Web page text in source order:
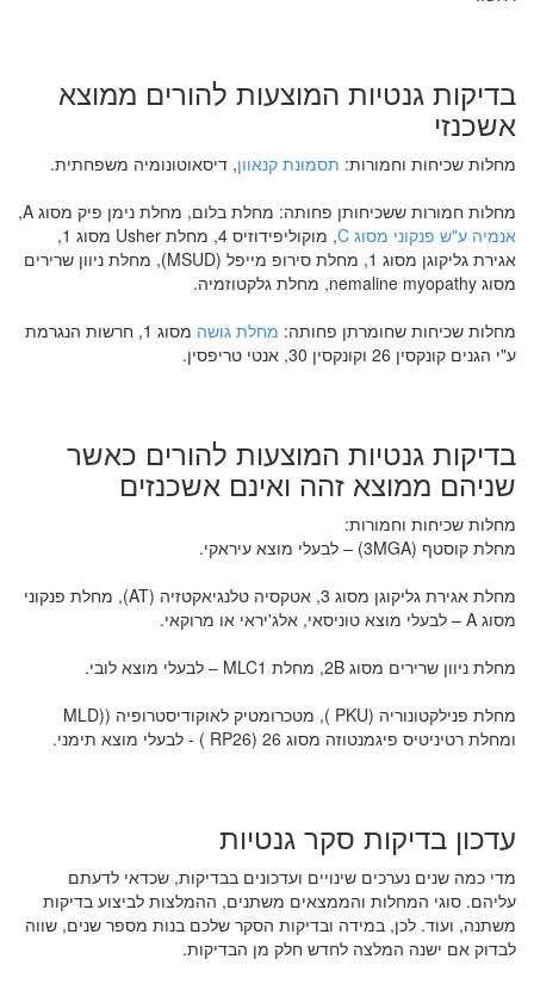
בדיקות גנטיות המוצעות להורים ממוצא
אשכנזי
מחלות שכיחות וחמורות: תסמונת קנאוון, דיסאוטונומיה משפחתית.
מחלות חמורות ששכיחותן פחותה: מחלת בלום, מחלת נימן פיק מסוג A,
אנמיה ע"ש פנקוני מסוג C
, מוקוליפידוזיס 4, מחלת Usher מסוג 1,
אגירת גליקוגן מסוג 1, מחלת סירופ מייפל (MSUD), מחלת ניוון שרירים
מסוג nemaline myopathy, מחלת גלקטוזמיה.
מחלות שכיחות שחומרתן פחותה: מחלת גושה
מסוג 1, חרשות הנגרמת
ע"י הגנים קונקסין 26 וקונקסין 30, אנטי טריפסין.
בדיקות גנטיות המוצעות להורים כאשר
שניהם ממוצא זהה ואינם אשכנזים
מחלות שכיחות וחמורות:
מחלת קוסטף (3MGA) – לבעלי מוצא עיראקי.
מחלת אגירת גליקוגן מסוג 3, אטקסיה טלנגיאקטזיה (AT), מחלת פנקוני
מסוג A – לבעלי מוצא טוניסאי, אלג'יראי או מרוקאי.
מחלת ניוון שרירים מסוג 2B, מחלת MLC1 – לבעלי מוצא לובי.
מחלת פנילקטונוריה (PKU ), מטכרומטיק לאוקודיסטרופיה ((MLD
ומחלת רטיניטיס פיגמנטוזה מסוג 26 (RP26 ) - לבעלי מוצא תימני.
עדכון בדיקות סקר גנטיות
מדי כמה שנים נערכים שינויים ועדכונים בבדיקות, שכדאי לדעתם
עליהם. סוגי המחלות והממצאים משתנים, ההמלצות לביצוע בדיקות
משתנה, ועוד. לכן, במידה ובדיקות הסקר שלכם בנות מספר שנים, שווה
לבדוק אם ישנה המלצה לחדש חלק מן הבדיקות.